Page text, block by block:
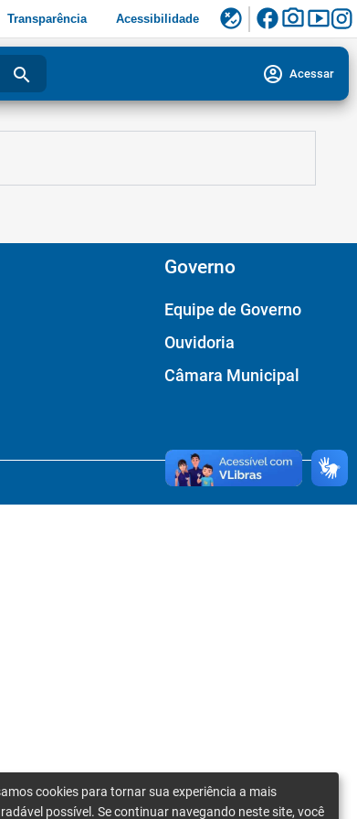
Transparência Acessibilidade flaky facebookphoto_camerasmart_display
search account_circle Acessar
Governo
Equipe de Governo
Ouvidoria
Câmara Municipal
cookies para tornar sua experiência a mais
possível. Se continuar navegando neste site, você